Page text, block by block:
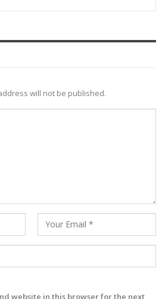
will not be published.
website in this browser for the next